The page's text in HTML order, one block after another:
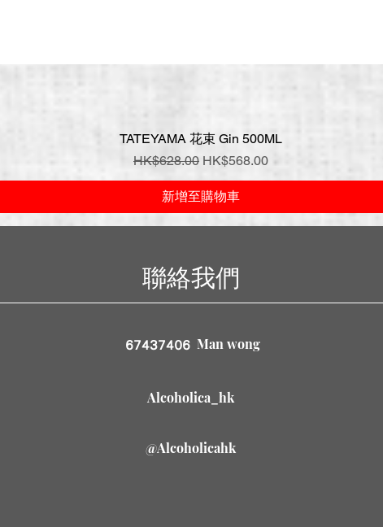
快速瀏覽
TATEYAMA 花束 Gin 500ML
一般價格
HK$628.00 促銷價格
HK$568.00
新增至購物車
聯絡我們
67437406 Man wong
Alcoholica_hk
@Alcoholicahk